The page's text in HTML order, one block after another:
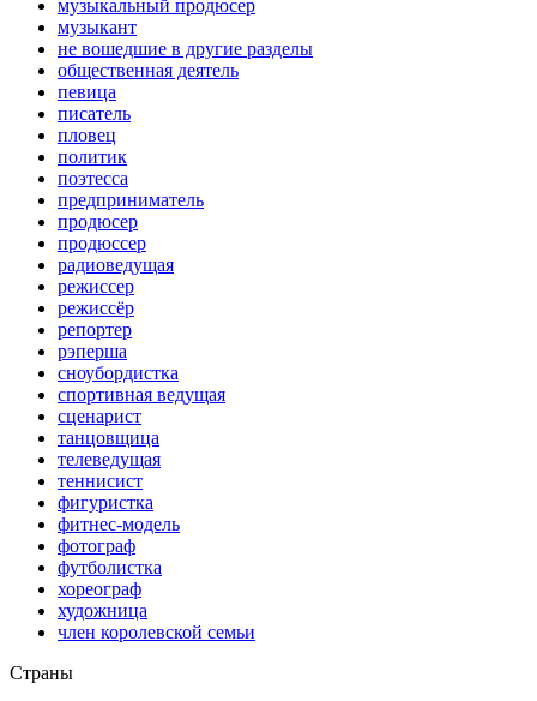
музыкальный продюсер
музыкант
не вошедшие в другие разделы
общественная деятель
певица
писатель
пловец
политик
поэтесса
предприниматель
продюсер
продюссер
радиоведущая
режиссер
режиссёр
репортер
рэперша
сноубордистка
спортивная ведущая
сценарист
танцовщица
телеведущая
теннисист
фигуристка
фитнес-модель
фотограф
футболистка
хореограф
художница
член королевской семьи
Страны